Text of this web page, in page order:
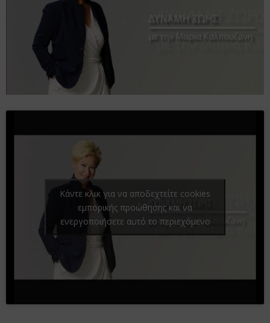
Κάντε κλικ για να αποδεχτείτε cookies
εμπορικής προώθησης και να
ενεργοποιήσετε αυτό το περιεχόμενο